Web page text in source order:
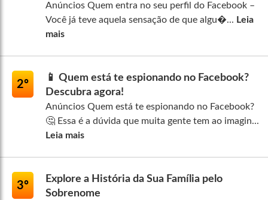
Anúncios Quem entra no seu perfil do Facebook –
Você já teve aquela sensação de que algu�... Leia
mais
2º
📱 Quem está te espionando no Facebook?
Descubra agora!
Anúncios Quem está te espionando no Facebook?
🤔 Essa é a dúvida que muita gente tem ao imagin...
Leia mais
3º
Explore a História da Sua Família pelo
Sobrenome